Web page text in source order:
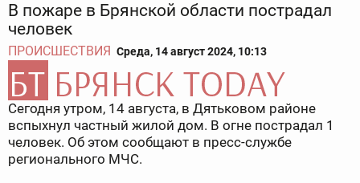
В пожаре в Брянской области пострадал
человек
ПРОИСШЕСТВИЯ Среда, 14 август 2024, 10:13
Сегодня утром, 14 августа, в Дятьковом районе
вспыхнул частный жилой дом. В огне пострадал 1
человек. Об этом сообщают в пресс-службе
регионального МЧС.